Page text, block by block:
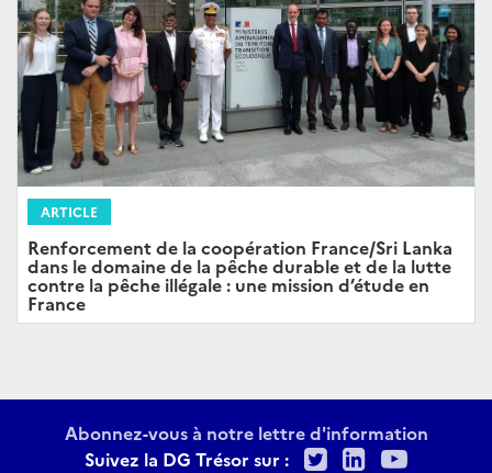
ARTICLE
Renforcement de la coopération France/Sri Lanka
dans le domaine de la pêche durable et de la lutte
contre la pêche illégale : une mission d’étude en
France
Abonnez-vous à notre lettre d'information
Suivez la DG Trésor sur :
TwitterLinkedIn